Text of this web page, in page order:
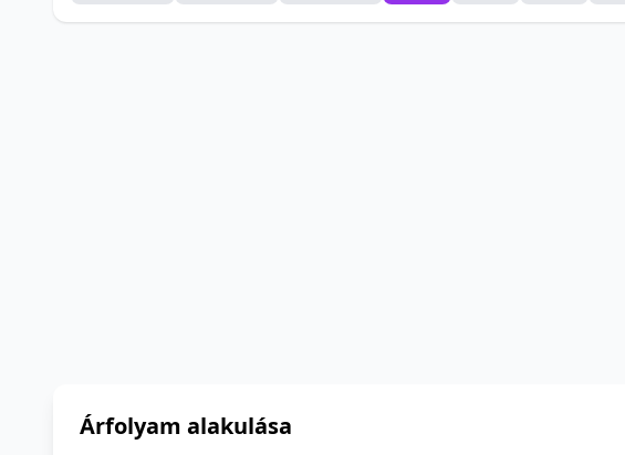
Árfolyam alakulása